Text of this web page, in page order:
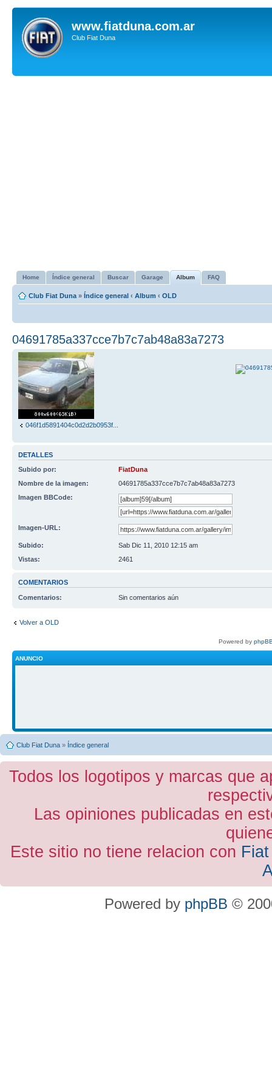
www.fiatduna.com.ar
Club Fiat Duna
Home Índice general Buscar Garage Album FAQ
Club Fiat Duna » Índice general ‹ Album ‹ OLD
04691785a337cce7b7c7ab48a83a7273
046f1d5891404c0d2d2b0953f...
DETALLES
Subido por:
FiatDuna
Nombre de la imagen:
04691785a337cce7b7c7ab48a83a7273
Imagen BBCode:
Imagen-URL:
Subido:
Sab Dic 11, 2010 12:15 am
Vistas:
2461
COMENTARIOS
Comentarios: Sin comentarios aún
Volver a OLD
Powered by
ANUNCIO
Club Fiat Duna » Índice general
Todos los logotipos y marcas que
Las opiniones publicadas en
Este sitio no tiene relacion con
Powered by phpBB ©